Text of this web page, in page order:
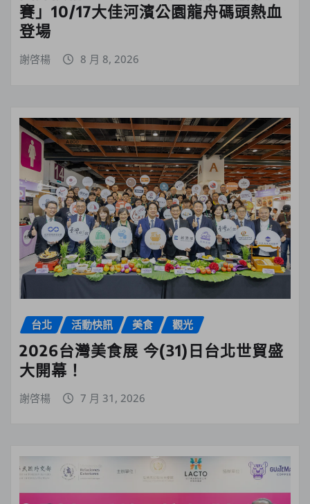
賽」10/17大佳河濱公園龍舟碼頭熱血
登場
謝啓楊 8 月 8, 2026
台北 活動快訊 美食 觀光
2026台灣美食展 今(31)日台北世貿盛
大開幕！
謝啓楊 7 月 31, 2026